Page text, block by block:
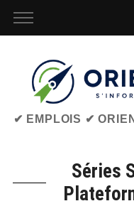
✔ EMPLOIS ✔
Séries